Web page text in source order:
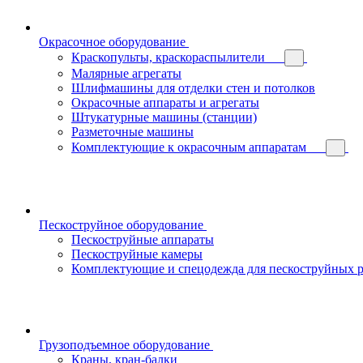
Окрасочное оборудование
Краскопульты, краскораспылители
Малярные агрегаты
Шлифмашины для отделки стен и потолков
Окрасочные аппараты и агрегаты
Штукатурные машины (станции)
Разметочные машины
Комплектующие к окрасочным аппаратам
Пескоструйное оборудование
Пескоструйные аппараты
Пескоструйные камеры
Комплектующие и спецодежда для пескоструйных
Грузоподъемное оборудование
Краны, кран-балки